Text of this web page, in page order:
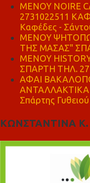
MENOY NOIRE
2731022511
Καφέδες -
ΜΕΝΟΥ
ΤΗΣ ΜΑΣΑΣ"
ΜΕΝΟΥ
ΣΠΑΡΤΗ ΤΗΛ.
ΑΦΑΙ
Σπάρτης
ΚΩΝΣΤΑΝΤΙΝΑ